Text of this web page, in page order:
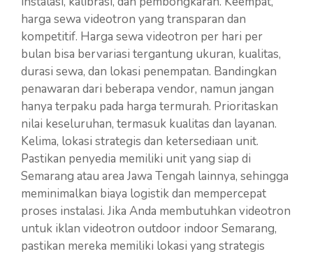
harga sewa videotron yang transparan dan
kompetitif. Harga sewa videotron per hari per
bulan bisa bervariasi tergantung ukuran, kualitas,
durasi sewa, dan lokasi penempatan. Bandingkan
penawaran dari beberapa vendor, namun jangan
hanya terpaku pada harga termurah. Prioritaskan
nilai keseluruhan, termasuk kualitas dan layanan.
Kelima, lokasi strategis dan ketersediaan unit.
Pastikan penyedia memiliki unit yang siap di
Semarang atau area Jawa Tengah lainnya, sehingga
meminimalkan biaya logistik dan mempercepat
proses instalasi. Jika Anda membutuhkan videotron
untuk iklan videotron outdoor indoor Semarang,
pastikan mereka memiliki lokasi yang strategis